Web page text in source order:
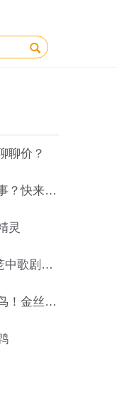
聊价？
相思鸟突然炸毛是怎么回事？快来详细了解！
灵
金丝雀：用喉咙“炼金”的笼中歌剧院明星
又好看又容易繁殖的家养鸟！金丝雀如何繁殖？